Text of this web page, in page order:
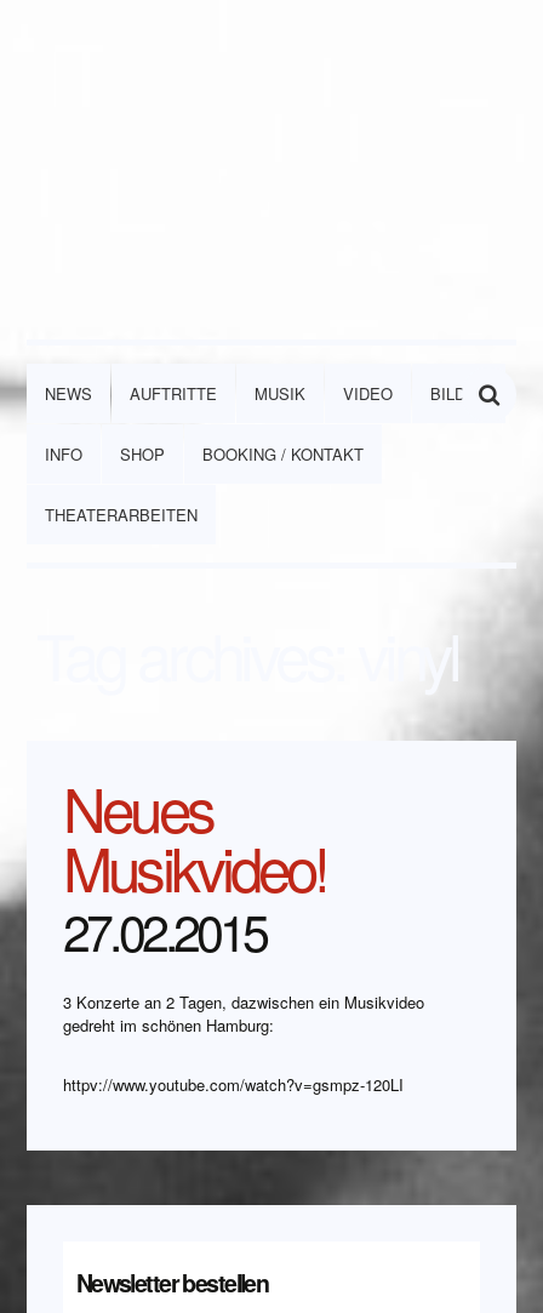
NEWS AUFTRITTE MUSIK VIDEO BILDER
INFO SHOP BOOKING / KONTAKT
THEATERARBEITEN
vinyl
Neues
Musikvideo!
27.02.2015
3 Konzerte an 2 Tagen, dazwischen ein Musikvideo
gedreht im schönen Hamburg:
httpv://www.youtube.com/watch?v=gsmpz-120LI
Newsletter bestellen